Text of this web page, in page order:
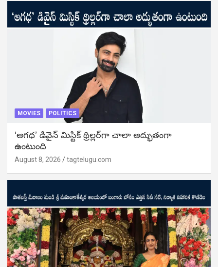
MOVIES POLITICS
‘అగధ’ డివైన్ మిస్టిక్ థ్రిల్లర్‌గా చాలా అద్భుతంగా
ఉంటుంది
August 8, 2026 tagtelugu.com